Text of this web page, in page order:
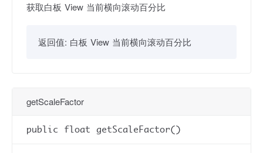
获取白板 View 当前横向滚动百分比
返回值: 白板 View 当前横向滚动百分比
getScaleFactor
public float getScaleFactor()